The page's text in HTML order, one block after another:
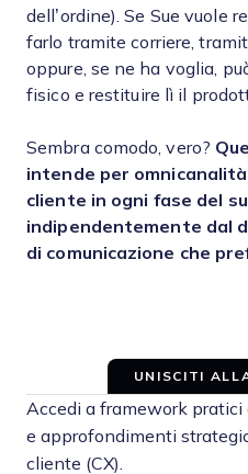
dell’ordine). Se Sue vuole
farlo tramite corriere,
oppure, se ne ha voglia,
fisico e restituire lì il
Sembra comodo, vero?
intende per
cliente in ogni fase del
indipendentemente dal
di comunicazione che
UNISCITI
Accedi a framework pratici
e approfondimenti
cliente (CX).